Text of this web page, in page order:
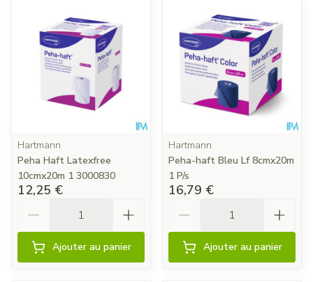
Hartmann
Peha Haft Latexfree
10cmx20m 1 3000830
12,25 €
Ajouter au panier
Hartmann
Peha-haft Bleu Lf 8cmx20m
1 P/s
16,79 €
Ajouter au panier